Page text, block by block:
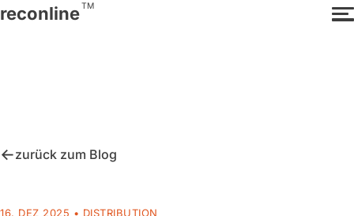
reconlineTM
zurück zum Blog
16. DEZ 2025 • DISTRIBUTION